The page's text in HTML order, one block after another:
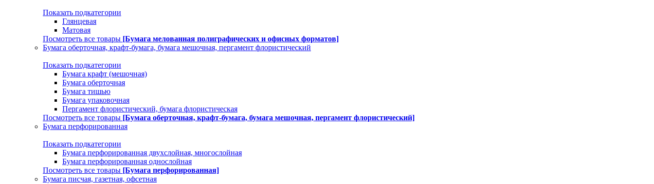
Показать подкатегории
Глянцевая
Матовая
Посмотреть все товары [Бумага мелованная полиграфических и офисных форматов]
Бумага оберточная, крафт-бумага, бумага мешочная, пергамент флористический
Показать подкатегории
Бумага крафт (мешочная)
Бумага оберточная
Бумага тишью
Бумага упаковочная
Пергамент флористический, бумага флористическая
Посмотреть все товары [Бумага оберточная, крафт-бумага, бумага мешочная, пергамент флористический]
Бумага перфорированная
Показать подкатегории
Бумага перфорированная двухслойная, многослойная
Бумага перфорированная однослойная
Посмотреть все товары [Бумага перфорированная]
Бумага писчая, газетная, офсетная